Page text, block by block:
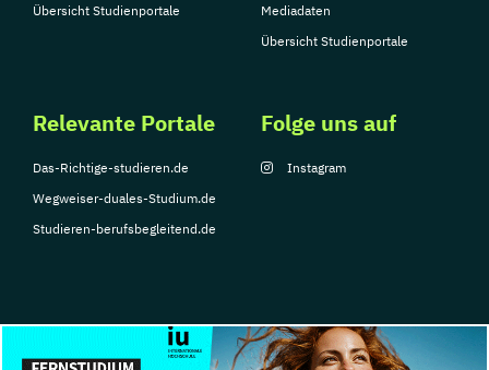
Übersicht Studienportale
Mediadaten
Übersicht Studienportale
Relevante Portale
Das-Richtige-studieren.de
Wegweiser-duales-Studium.de
Studieren-berufsbegleitend.de
Folge uns auf
Instagram